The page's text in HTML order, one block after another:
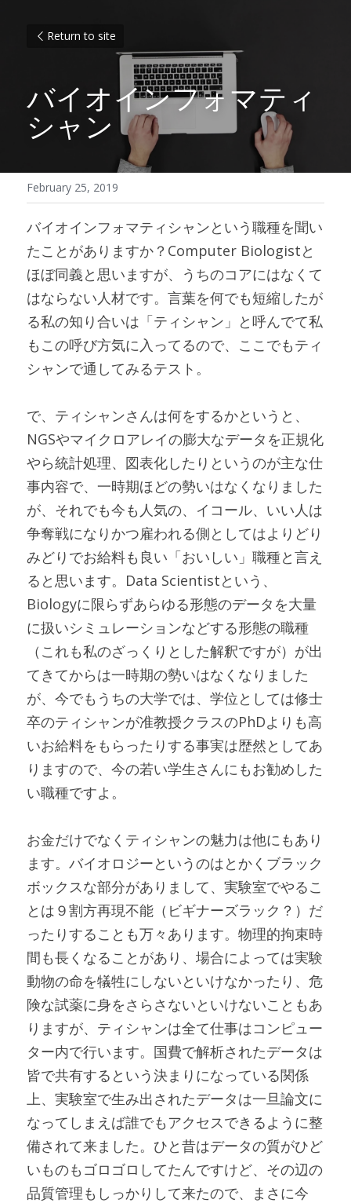
Return to site
バイオインフォマティ
シャン
February 25, 2019
バイオインフォマティシャンという職種を聞い
たことがありますか？Computer Biologistと
ほぼ同義と思いますが、うちのコアにはなくて
はならない人材です。言葉を何でも短縮したが
る私の知り合いは「ティシャン」と呼んでて私
もこの呼び方気に入ってるので、ここでもティ
シャンで通してみるテスト。
で、ティシャンさんは何をするかというと、
NGSやマイクロアレイの膨大なデータを正規化
やら統計処理、図表化したりというのが主な仕
事内容で、一時期ほどの勢いはなくなりました
が、それでも今も人気の、イコール、いい人は
争奪戦になりかつ雇われる側としてはよりどり
みどりでお給料も良い「おいしい」職種と言え
ると思います。Data Scientistという、
Biologyに限らずあらゆる形態のデータを大量
に扱いシミュレーションなどする形態の職種
（これも私のざっくりとした解釈ですが）が出
てきてからは一時期の勢いはなくなりました
が、今でもうちの大学では、学位としては修士
卒のティシャンが准教授クラスのPhDよりも高
いお給料をもらったりする事実は歴然としてあ
りますので、今の若い学生さんにもお勧めした
い職種ですよ。
お金だけでなくティシャンの魅力は他にもあり
ます。バイオロジーというのはとかくブラック
ボックスな部分がありまして、実験室でやるこ
とは９割方再現不能（ビギナーズラック？）だ
ったりすることも万々あります。物理的拘束時
間も長くなることがあり、場合によっては実験
動物の命を犠牲にしないといけなかったり、危
険な試薬に身をさらさないといけないこともあ
りますが、ティシャンは全て仕事はコンピュー
ター内で行います。国費で解析されたデータは
皆で共有するという決まりになっている関係
上、実験室で生み出されたデータは一旦論文に
なってしまえば誰でもアクセスできるように整
備されて来ました。ひと昔はデータの質がひど
いものもゴロゴロしてたんですけど、その辺の
品質管理もしっかりして来たので、まさに今